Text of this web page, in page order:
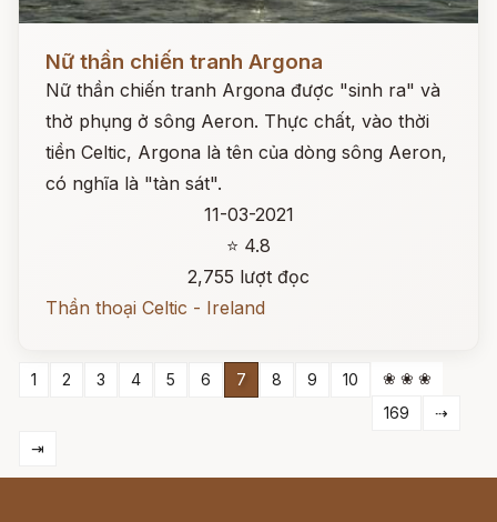
Nữ thần chiến tranh Argona
Nữ thần chiến tranh Argona được "sinh ra" và
thờ phụng ở sông Aeron. Thực chất, vào thời
tiền Celtic, Argona là tên của dòng sông Aeron,
có nghĩa là "tàn sát".
11-03-2021
⭐ 4.8
2,755 lượt đọc
Thần thoại Celtic - Ireland
1 2 3 4 5 6 7 8 9 10
❀ ❀ ❀
169
⇢
⇥